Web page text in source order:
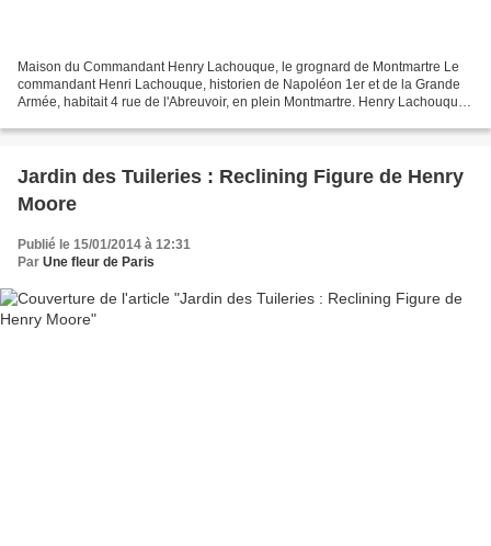
Maison du Commandant Henry Lachouque, le grognard de Montmartre Le
commandant Henri Lachouque, historien de Napoléon 1er et de la Grande
Armée, habitait 4 rue de l'Abreuvoir, en plein Montmartre. Henry Lachouque,
Jardin des Tuileries : Reclining Figure de Henry
Moore
Publié le 15/01/2014 à 12:31
Par Une fleur de Paris